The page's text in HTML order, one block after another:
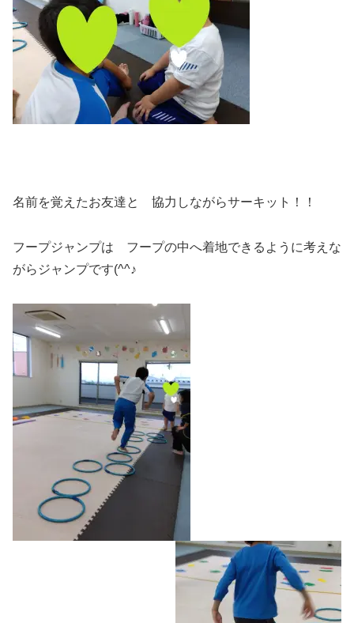
名前を覚えたお友達と 協力しながらサーキット！！
フープジャンプは フープの中へ着地できるように考えな
がらジャンプです(^^♪